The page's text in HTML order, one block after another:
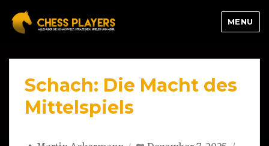
MENU
Schach: Die Macht des
Mittelspiels
Author
Posted